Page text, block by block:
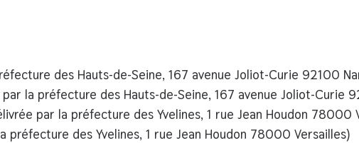
des Hauts-de-Seine, 167 avenue Joliot-Curie 92100
la préfecture des Hauts-de-Seine, 167 avenue Joliot-Curie
par la préfecture des Yvelines, 1 rue Jean Houdon 78000
des Yvelines, 1 rue Jean Houdon 78000 Versailles)